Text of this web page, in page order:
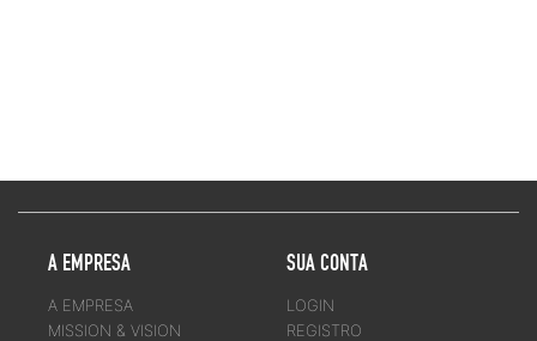
A EMPRESA
A EMPRESA
MISSION & VISION
SUA CONTA
LOGIN
REGISTRO